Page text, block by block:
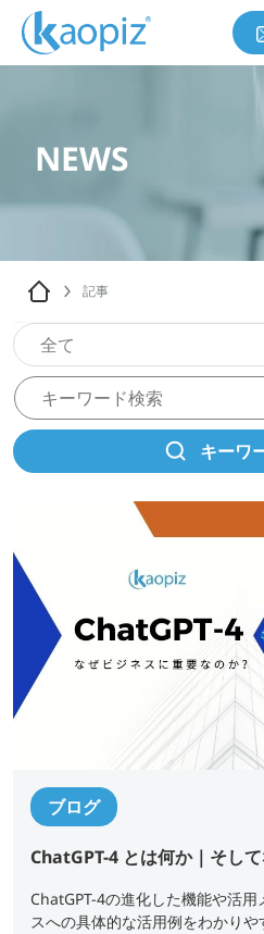
NEWS
記事
全て
キーワ
ブログ
ChatGPT-4 とは何か｜そし
ChatGPT-4の進化した機能や活
スへの具体的な活用例をわかりや